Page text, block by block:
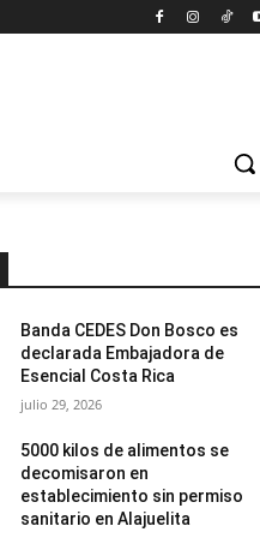
Banda CEDES Don Bosco es
declarada Embajadora de
Esencial Costa Rica
julio 29, 2026
5000 kilos de alimentos se
decomisaron en
establecimiento sin permiso
sanitario en Alajuelita